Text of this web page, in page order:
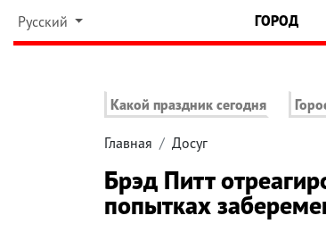
Русский ГОРОД
Какой праздник сегодня
Главная Досуг
Брэд Питт
попытках